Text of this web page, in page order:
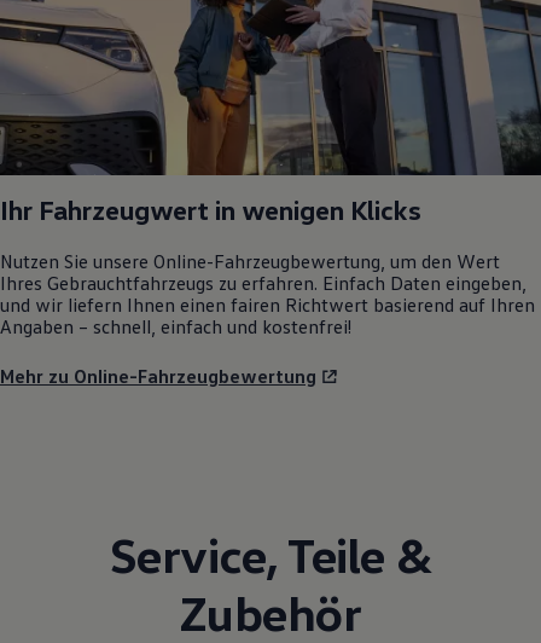
Ihr Fahrzeugwert in wenigen Klicks
Nutzen Sie unsere Online-Fahrzeugbewertung, um den Wert
Ihres Gebrauchtfahrzeugs zu erfahren. Einfach Daten eingeben,
und wir liefern Ihnen einen fairen Richtwert basierend auf Ihren
Angaben – schnell, einfach und kostenfrei!
Mehr zu Online-Fahrzeugbewertung
Service, Teile &
Zubehör